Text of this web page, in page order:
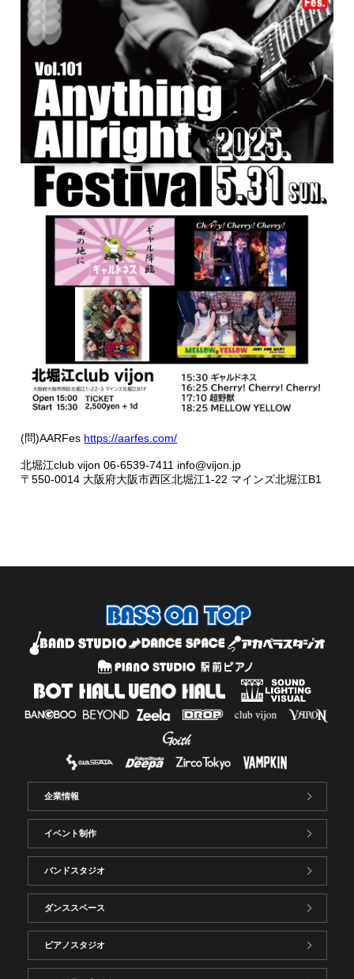
(問)AARFes https://aarfes.com/
北堀江club vijon 06-6539-7411 info@vijon.jp
〒550-0014 大阪府大阪市西区北堀江1-22 マインズ北堀江B1
企業情報
イベント制作
バンドスタジオ
ダンススペース
ピアノスタジオ